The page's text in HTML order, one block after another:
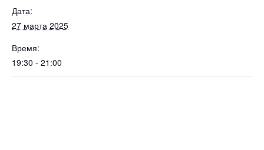
Дата:
27 марта 2025
Время:
19:30 - 21:00